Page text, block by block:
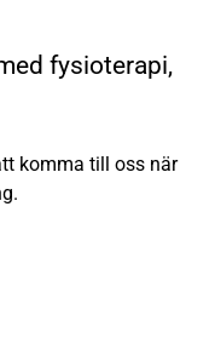
fysioterapi,
komma till oss när